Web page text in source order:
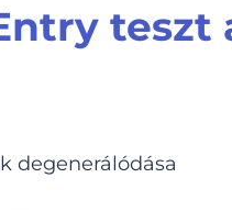
degenerálódása